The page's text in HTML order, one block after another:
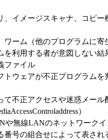
メージスキャナ、コピー
ム（他のプログラムに寄
を利用する者が意図しない
ファイル
ェアが不正プログラムを
正アクセスや迷惑メール
）
線LANのネットワークイ
号の組合せによって表され